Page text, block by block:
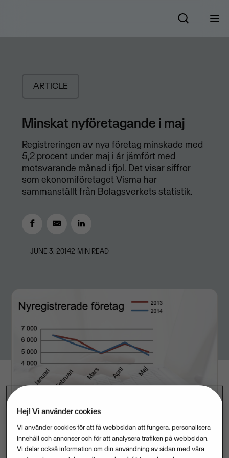
ARTICLE
Minskat nyföretagande i maj
Registreringen av nya företag minskade med
5,2 procent under maj i år jämfört med
motsvarande månad i fjol. Det visar siffror
som ekonomiföretaget Visma har
sammanställt från Bolagsverkets statistik.
JUNE 3, 20142 MIN READ
Hej! Vi använder cookies
Vi använder cookies för att få webbsidan att fungera, personalisera
innehåll och annonser och för att analysera trafiken på webbsidan.
Vi delar också information om din användning av sidan med våra